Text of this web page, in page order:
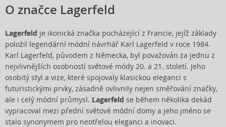
O značce Lagerfeld
Lagerfeld je ikonická značka pocházející z Francie, jejíž základy
položil legendární módní návrhář Karl Lagerfeld v roce 1984.
Karl Lagerfeld, původem z Německa, byl považován za jednu z
nejvlivnějších osobností světové módy 20. a 21. století. Jeho
osobitý styl a vize, které spojovaly klasickou eleganci s
futuristickými prvky, zásadně ovlivnily nejen směřování značky,
ale i celý módní průmysl. Lagerfeld se během několika dekád
vypracoval mezi přední světové módní domy a jeho jméno se
stalo synonymem pro neotřelou eleganci a inovaci.